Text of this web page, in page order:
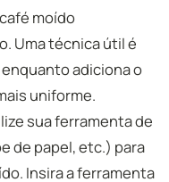
moído
Uma técnica útil é
adiciona o
uniforme.
sua ferramenta de
de papel, etc.) para
Insira a ferramenta